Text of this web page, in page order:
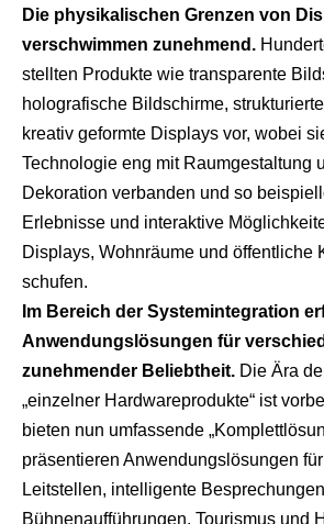
Die physikalischen Grenzen von
verschwimmen zunehmend.
stellten Produkte wie transparente
holografische Bildschirme,
kreativ geformte Displays vor, wobei
Technologie eng mit Raumgestaltung
Dekoration verbanden und so
Erlebnisse und interaktive
Displays, Wohnräume und öffentliche
schufen.
Im Bereich der Systemintegration
Anwendungslösungen für
zunehmender Beliebtheit. Die Ära
„einzelner Hardwareprodukte“ ist
bieten nun umfassende
präsentieren Anwendungslösungen
Leitstellen, intelligente
Bühnenaufführungen, Tourismus und